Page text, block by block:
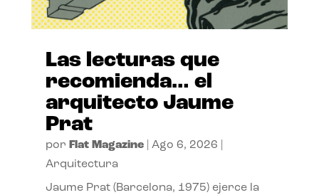
Las lecturas que
recomienda… el
arquitecto Jaume
Prat
por Flat Magazine| Ago 6, 2026
Arquitectura
Jaume Prat (Barcelona, 1975) ejerce la